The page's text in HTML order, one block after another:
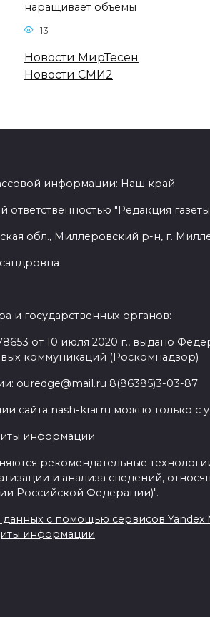
наращивает объемы
13
Новости МирТесен
Новости СМИ2
информации: Наш край
ответственностью "Редакция
обл., Миллеровский р-н, г.
и государственных органов:
от 10 июля 2020 г., выдано
коммуникаций (Роскомнадзор)
ouredge@mail.ru 8(86385)3-03-87
сайта nash-krai.ru можно только с
информации
рекомендательные
и анализа сведений,
Российской Федерации)".
с помощью сервисов
информации